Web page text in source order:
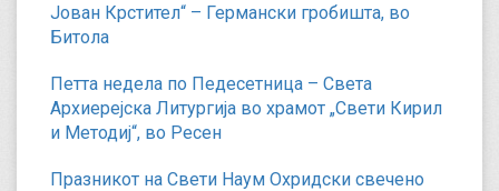
Јован Крстител“ – Германски гробишта, во
Битола
Петта недела по Педесетница – Света
Архиерејска Литургија во храмот „Свети Кирил
и Методиј“, во Ресен
Празникот на Свети Наум Охридски свечено